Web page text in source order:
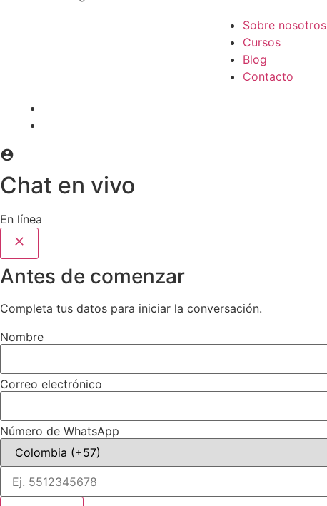
Sobre nosotros
Cursos
Blog
Contacto
Chat en vivo
En línea
Antes de comenzar
Completa tus datos para iniciar la conversación.
Nombre
Correo electrónico
Número de WhatsApp